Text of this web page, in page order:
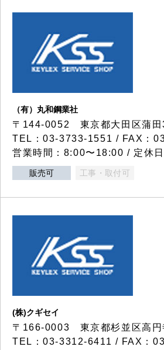
（有）丸和鋼業社
〒144-0052 東京都大田区蒲
TEL：03-3733-1551 / FAX：
営業時間：8:00〜18:00 / 定休
販売可 工事・取付可
(株)クギセイ
〒166-0003 東京都杉並区高円
TEL：03-3312-6411 / FAX：